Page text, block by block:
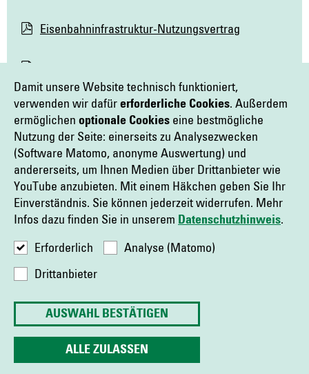
Eisenbahninfrastruktur-Nutzungsvertrag
Gleisplan - Öffentliche Bahn
Zugvormeldung DI
Zugvormeldung DI Erklärung
Impressum Sitemap Datenschutz
Cookie Einstellungen
Captrain Deutschland GmbH
Georgenstraße 22
Deutschland
Damit unsere Website technisch funktioniert,
verwenden wir dafür erforderliche Cookies. Außerdem
ermöglichen optionale Cookies eine bestmögliche
Nutzung der Seite: einerseits zu Analysezwecken
(Software Matomo, anonyme Auswertung) und
andererseits, um Ihnen Medien über Drittanbieter wie
YouTube anzubieten. Mit einem Häkchen geben Sie Ihr
Einverständnis. Sie können jederzeit widerrufen. Mehr
Infos dazu finden Sie in unserem Datenschutzhinweis.
Erforderlich Analyse (Matomo)
Drittanbieter
AUSWAHL BESTÄTIGEN
ALLE ZULASSEN